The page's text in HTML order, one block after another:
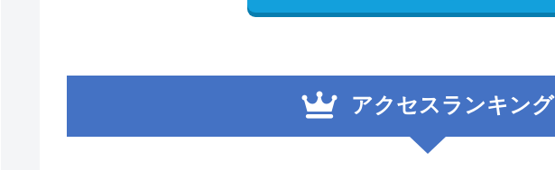
アクセスランキング